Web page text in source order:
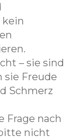
kein
– sie sind
sie Freude
Schmerz
Frage nach
nicht